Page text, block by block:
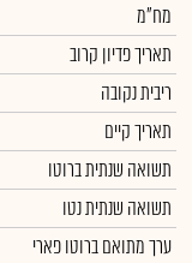
מח"מ
תאריך פדיון קרוב
ריבית נקובה
תאריך קיים
תשואה שנתית ברוטו
תשואה שנתית נטו
ערך מתואם ברוטו פארי